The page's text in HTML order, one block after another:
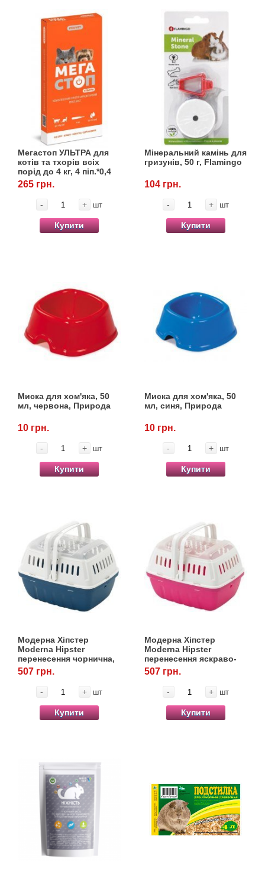
Мегастоп УЛЬТРА для
котів та тхорів всіх
порід до 4 кг, 4 піп.*0,4
мл, ProVET
265 грн.
- + шт
Купити
Мінеральний камінь для
гризунів, 50 г, Flamingo
104 грн.
- + шт
Купити
Миска для хом'яка, 50
мл, червона, Природа
10 грн.
- + шт
Купити
Миска для хом'яка, 50
мл, синя, Природа
10 грн.
- + шт
Купити
Модерна Хіпстер
Moderna Hipster
перенесення чорнична,
23*17*16,2 см
507 грн.
- + шт
Купити
Модерна Хіпстер
Moderna Hipster
перенесення яскраво-
рожева, 23*17*16,2 см
507 грн.
- + шт
Купити